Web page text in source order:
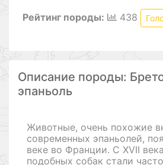
Рейтинг породы:
438
Описание породы:
эпаньоль
Животные, очень похожие
современных эпаньолей,
веке во Франции. С XVII
подобных собак стали